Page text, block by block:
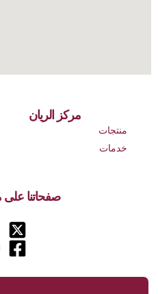
مركز الريان
منتجات
خدمات
صفحاتنا على